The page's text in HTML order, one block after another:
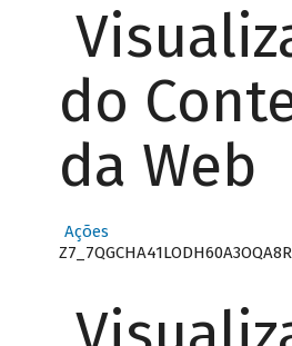
do
da Web
Ações